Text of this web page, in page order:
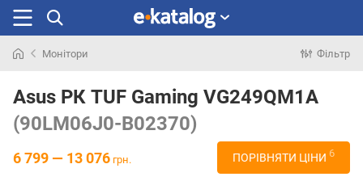
раніше
Монітори Фільтр
Asus РК TUF Gaming VG249QM1A
(90LM06J0-B02370)
6 799 — 13 076 грн. ПОРІВНЯТИ ЦІНИ 6